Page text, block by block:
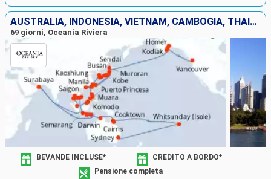
AUSTRALIA, INDONESIA, VIETNAM, CAMBOGIA, THAILANDIA, SINGAPORE, BRUNEI, MALESIA, FILIPPINE, CINA, TAIWAN, COREA DEL SUD, GIAPPONE, STATI UNITI, CANADA
69 giorni, Oceania Riviera
BEVANDE INCLUSE*
CREDITO A BORDO*
Pensione completa